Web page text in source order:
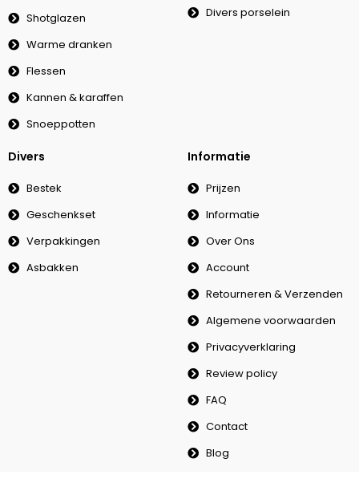
Shotglazen
Warme dranken
Flessen
Kannen & karaffen
Snoeppotten
Divers porselein
Divers
Bestek
Geschenkset
Verpakkingen
Asbakken
Informatie
Prijzen
Informatie
Over Ons
Account
Retourneren & Verzenden
Algemene voorwaarden
Privacyverklaring
Review policy
FAQ
Contact
Blog